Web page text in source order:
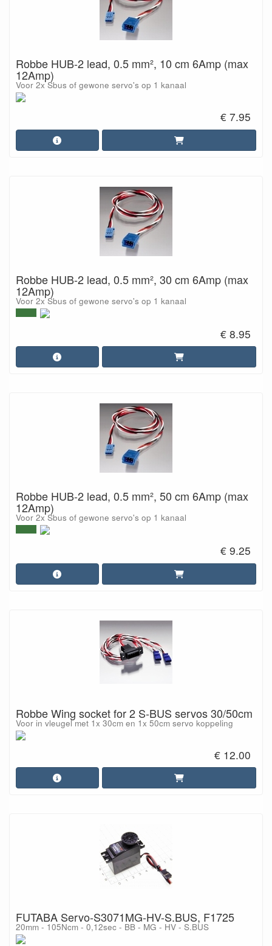
Robbe HUB-2 lead, 0.5 mm², 10 cm 6Amp (max
12Amp)
Voor 2x Sbus of gewone servo's op 1 kanaal
€ 7.95
Robbe HUB-2 lead, 0.5 mm², 30 cm 6Amp (max
12Amp)
Voor 2x Sbus of gewone servo's op 1 kanaal
€ 8.95
Robbe HUB-2 lead, 0.5 mm², 50 cm 6Amp (max
12Amp)
Voor 2x Sbus of gewone servo's op 1 kanaal
€ 9.25
Robbe Wing socket for 2 S-BUS servos 30/50cm
Voor in vleugel met 1x 30cm en 1x 50cm servo koppeling
€ 12.00
FUTABA Servo-S3071MG-HV-S.BUS, F1725
20mm - 105Ncm - 0,12sec - BB - MG - HV - S.BUS